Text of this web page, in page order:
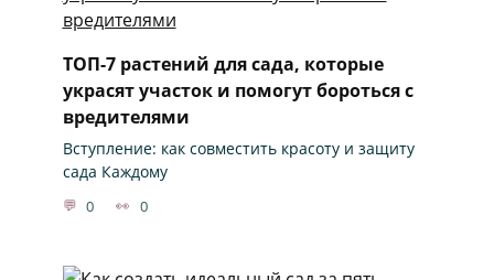
ТОП-7 растений для сада, которые
украсят участок и помогут бороться с
вредителями
Вступление: как совместить красоту и защиту
сада Каждому
0 0